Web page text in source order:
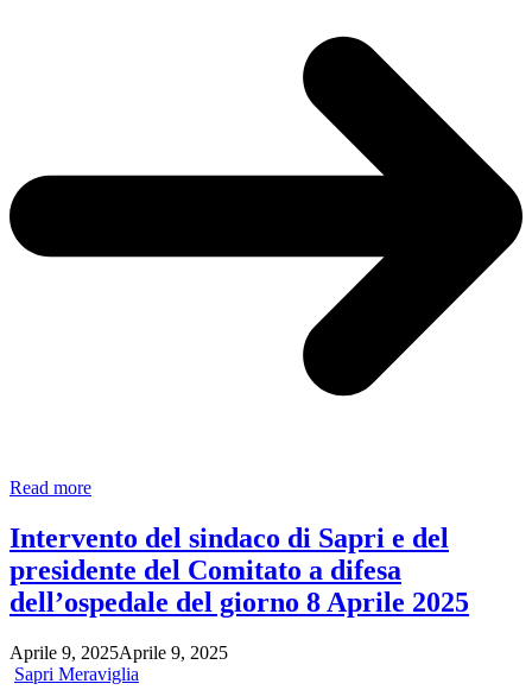
Read moreAnche
Comprensivo
Dante
Alighieri
schiera
difesa
dell’Ospedale
Intervento del sindaco di Sapri e del
presidente del Comitato a difesa
dell’ospedale del giorno 8 Aprile 2025
Aprile 9, 2025Aprile 9, 2025
Sapri Meraviglia